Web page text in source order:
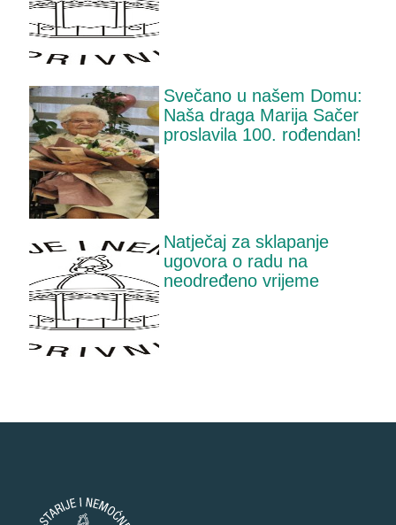
Svečano u našem Domu:
Naša draga Marija Sačer
proslavila 100. rođendan!
Natječaj za sklapanje
ugovora o radu na
neodređeno vrijeme